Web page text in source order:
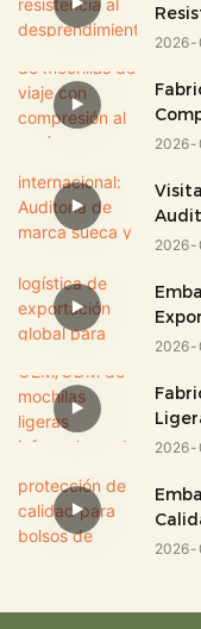
2026
2026
Por
2026
2026
2026
2026